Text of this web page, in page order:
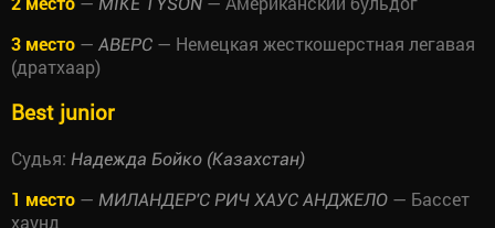
3 место — АВЕРС — Немецкая жесткошерстная легавая
(дратхаар)
Best junior
Судья: Надежда Бойко (Казахстан)
1 место — МИЛАНДЕР'С РИЧ ХАУС АНДЖЕЛО — Бассет
хаунд